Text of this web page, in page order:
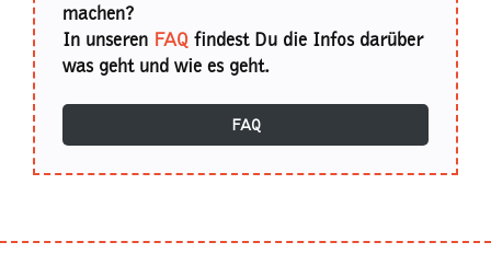
machen?
In unseren FAQ findest Du die Infos darüber
was geht und wie es geht.
FAQ